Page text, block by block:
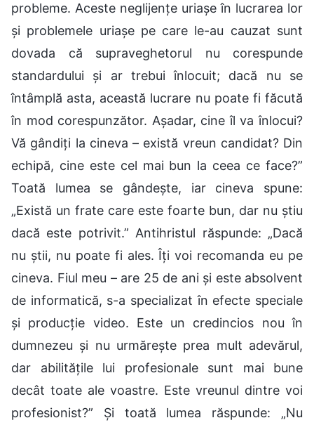
probleme. Aceste neglijențe uriașe în lucrarea lor
și problemele uriașe pe care le-au cauzat sunt
dovada că supraveghetorul nu corespunde
standardului și ar trebui înlocuit; dacă nu se
întâmplă asta, această lucrare nu poate fi făcută
în mod corespunzător. Așadar, cine îl va înlocui?
Vă gândiți la cineva – există vreun candidat? Din
echipă, cine este cel mai bun la ceea ce face?”
Toată lumea se gândește, iar cineva spune:
„Există un frate care este foarte bun, dar nu știu
dacă este potrivit.” Antihristul răspunde: „Dacă
nu știi, nu poate fi ales. Îți voi recomanda eu pe
cineva. Fiul meu – are 25 de ani și este absolvent
de informatică, s-a specializat în efecte speciale
și producție video. Este un credincios nou în
dumnezeu și nu urmărește prea mult adevărul,
dar abilitățile lui profesionale sunt mai bune
decât toate ale voastre. Este vreunul dintre voi
profesionist?” Și toată lumea răspunde: „Nu